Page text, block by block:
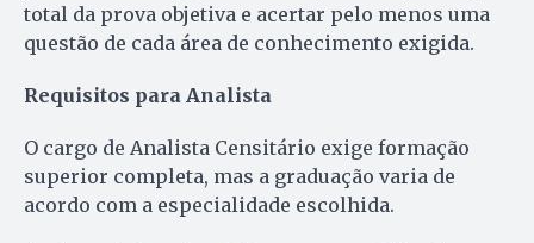
total da prova objetiva e acertar pelo menos uma
questão de cada área de conhecimento exigida.
Requisitos para Analista
O cargo de Analista Censitário exige formação
superior completa, mas a graduação varia de
acordo com a especialidade escolhida.